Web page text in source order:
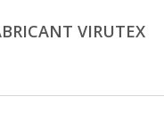
VIRUTEX